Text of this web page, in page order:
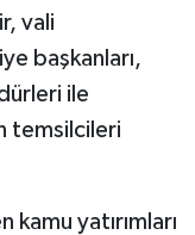
vali
başkanları,
ile
temsilcileri
yatırımları